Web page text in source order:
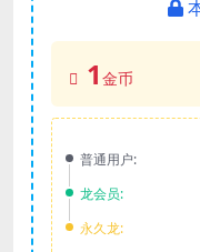
1 金币
普通用户:
龙会员:
永久龙: